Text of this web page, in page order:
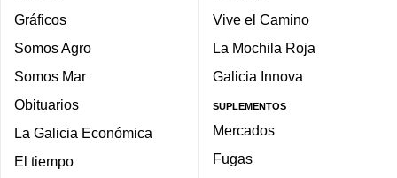
Gráficos
Somos Agro
Somos Mar
Obituarios
La Galicia Económica
El tiempo
Vive el Camino
La Mochila Roja
Galicia Innova
SUPLEMENTOS
Mercados
Fugas